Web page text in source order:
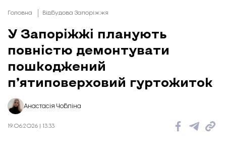
Головна Відбудова Запоріжжя
У Запоріжжі планують
повністю демонтувати
пошкоджений
п’ятиповерховий гуртожиток
Анастасія Чобліна
19.06.2026 | 13:33